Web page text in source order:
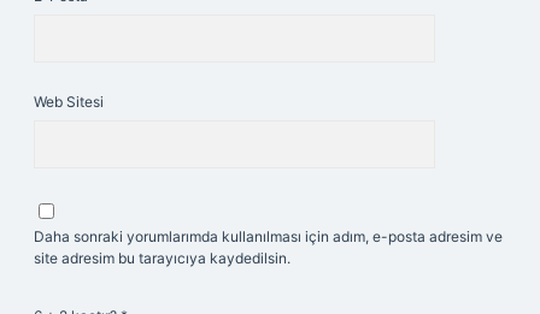
Web Sitesi
Daha sonraki yorumlarımda kullanılması için adım, e-posta adresim ve
site adresim bu tarayıcıya kaydedilsin.